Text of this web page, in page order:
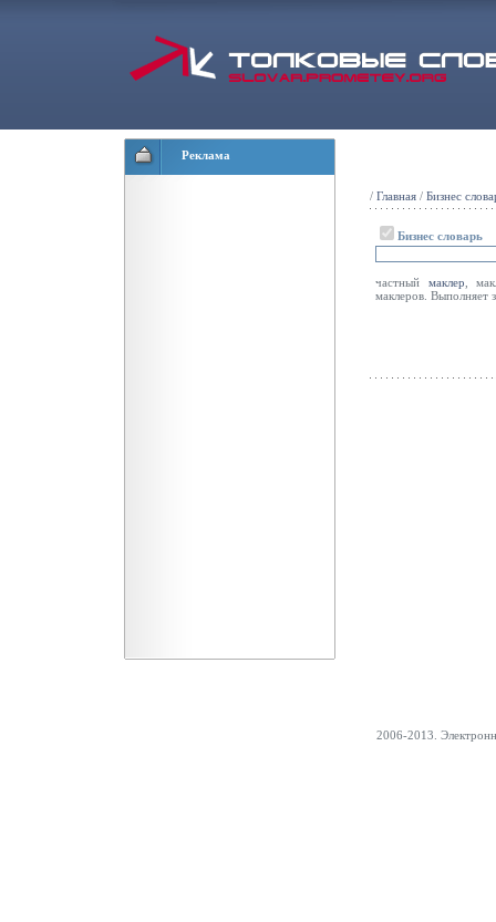
Реклама
/ Главная / Бизнес
Бизнес словарь
частный маклер ,
маклеров. Выполняет
2006-2013.